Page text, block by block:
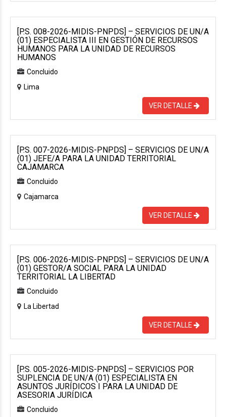
[P.S. 008-2026-MIDIS-PNPDS] – SERVICIOS DE UN/A
(01) ESPECIALISTA III EN GESTIÓN DE RECURSOS
HUMANOS PARA LA UNIDAD DE RECURSOS
HUMANOS
Concluido
Lima
VER DETALLE
[P.S. 007-2026-MIDIS-PNPDS] – SERVICIOS DE UN/A
(01) JEFE/A PARA LA UNIDAD TERRITORIAL
CAJAMARCA
Concluido
Cajamarca
VER DETALLE
[P.S. 006-2026-MIDIS-PNPDS] – SERVICIOS DE UN/A
(01) GESTOR/A SOCIAL PARA LA UNIDAD
TERRITORIAL LA LIBERTAD
Concluido
La Libertad
VER DETALLE
[P.S. 005-2026-MIDIS-PNPDS] – SERVICIOS POR
SUPLENCIA DE UN/A (01) ESPECIALISTA EN
ASUNTOS JURÍDICOS I PARA LA UNIDAD DE
ASESORIA JURÍDICA
Concluido